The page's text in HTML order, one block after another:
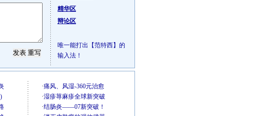
精华区
辩论区
唯一能打出【范特西】的
输入法！